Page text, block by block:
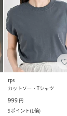
rps
カットソー・Tシャツ
999 円
9ポイント(1倍)